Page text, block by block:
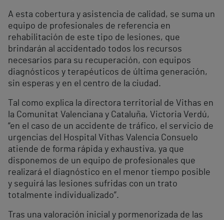
A esta cobertura y asistencia de calidad, se suma un
equipo de profesionales de referencia en
rehabilitación de este tipo de lesiones, que
brindarán al accidentado todos los recursos
necesarios para su recuperación, con equipos
diagnósticos y terapéuticos de última generación,
sin esperas y en el centro de la ciudad.
Tal como explica la directora territorial de Vithas en
la Comunitat Valenciana y Cataluña, Victoria Verdú,
“en el caso de un accidente de tráfico, el servicio de
urgencias del Hospital Vithas Valencia Consuelo
atiende de forma rápida y exhaustiva, ya que
disponemos de un equipo de profesionales que
realizará el diagnóstico en el menor tiempo posible
y seguirá las lesiones sufridas con un trato
totalmente individualizado”.
Tras una valoración inicial y pormenorizada de las